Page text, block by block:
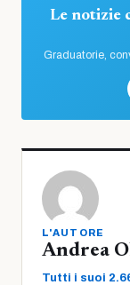
Le notizie
Graduatorie,
L'AUTORE
Andrea
Tutti i suoi